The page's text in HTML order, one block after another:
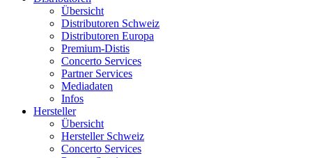
Übersicht
Distributoren Schweiz
Distributoren Europa
Premium-Distis
Concerto Services
Partner Services
Mediadaten
Infos
Hersteller
Übersicht
Hersteller Schweiz
Concerto Services